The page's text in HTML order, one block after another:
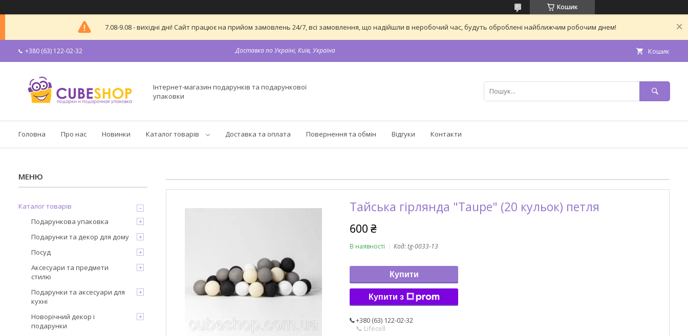
Кошик
7.08-9.08 - вихідні дні! Сайт працює на прийом замовлень 24/7, всі замовлення, що надійшли в неробочий час, будуть оброблені найближчим робочим днем!
+380 (63) 122-02-32 Доставка по Україні, Київ, Україна Кошик
Інтернет-магазин подарунків та подарункової
упаковки
Головна Про нас Новинки Каталог товарів Доставка та оплата Повернення та обмін Відгуки Контакти
Тайська гірлянда "Taupe" (20 кульок) петля
600 ₴
В наявності Код:tg-0033-13
Купити
Купити з
+380 (63) 122-02-32
📞 Lifecell
Каталог товарів
Подарункова упаковка
Подарунки та декор для дому
Посуд
Аксесуари та предмети
стилю
Подарунки та аксесуари для
кухні
Новорічний декор і
подарунки